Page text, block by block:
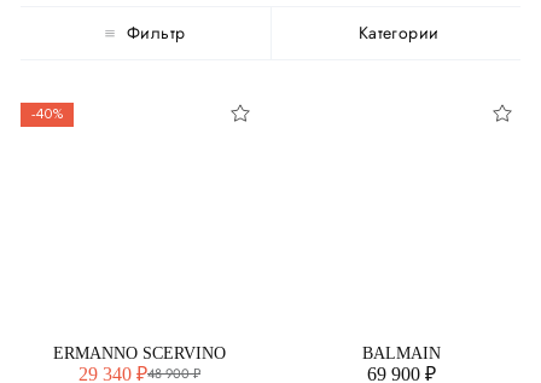
Фильтр Категории
-40%
ERMANNO SCERVINO
29 340 ₽48 900 ₽
BALMAIN
69 900 ₽